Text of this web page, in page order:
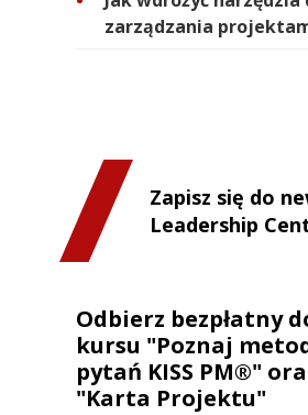
zarządzania
Zapisz się do
Leadership
Odbierz bezpłatny
kursu "Poznaj
pytań KISS PM®"
"Karta Projektu"